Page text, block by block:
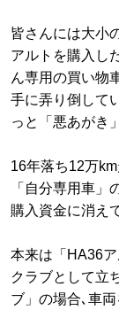
皆さんには大小
アルトを購入し
ん専用の買い物
手に弄り倒して
っと「悪あがき
16年落ち12万
「自分専用車
購入資金に消え
本来は「HA36
クラブとして立
ブ」の場合､車